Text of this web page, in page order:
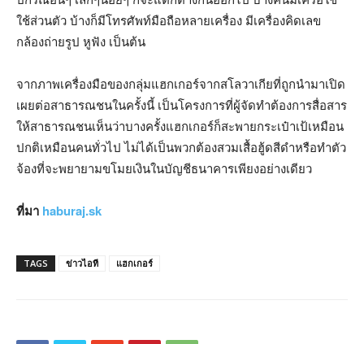
ใช้ส่วนตัว บ้างก็มีโทรศัพท์มือถือหลายเครื่อง มีเครื่องคิดเลข
กล้องถ่ายรูป หูฟัง เป็นต้น
จากภาพเครื่องมือของกลุ่มแฮกเกอร์จากสโลวาเกียที่ถูกนำมาเปิด
เผยต่อสาธารณชนในครั้งนี้ เป็นโครงการที่ผู้จัดทำต้องการสื่อสาร
ให้สาธารณชนเห็นว่าบางครั้งแฮกเกอร์ก็สะพายกระเป๋าเป้เหมือน
ปกติเหมือนคนทั่วไป ไม่ได้เป็นพวกต้องสวมเสื้อฮู้ดสีดำหรือทำตัว
จ้องที่จะพยายามขโมยเงินในบัญชีธนาคารเพียงอย่างเดียว
ที่มา haburaj.sk
TAGS ข่าวไอที แฮกเกอร์